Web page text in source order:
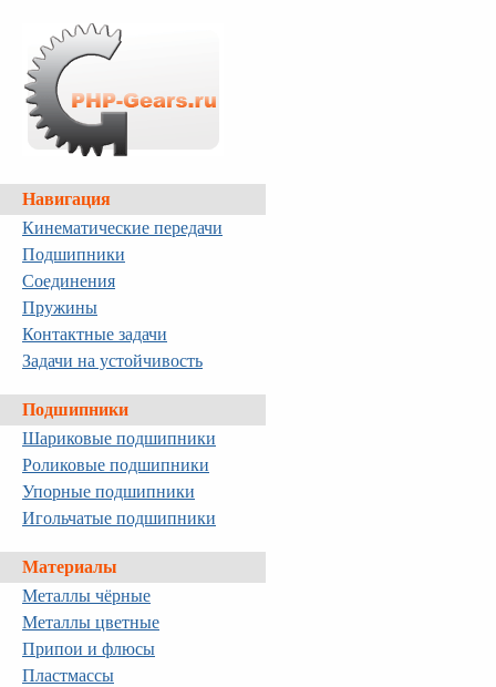
Навигация
Кинематические передачи
Подшипники
Соединения
Пружины
Контактные задачи
Задачи на устойчивость
Подшипники
Шариковые подшипники
Роликовые подшипники
Упорные подшипники
Игольчатые подшипники
Материалы
Металлы чёрные
Металлы цветные
Припои и флюсы
Пластмассы